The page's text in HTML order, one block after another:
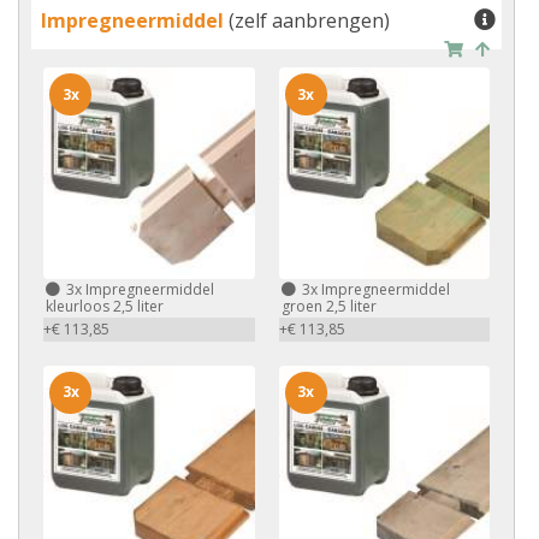
Impregneermiddel (zelf aanbrengen)
3x Impregneermiddel
kleurloos 2,5 liter
+€ 113,85
3x
3xImpregneermiddel
groen 2,5 liter
+€ 113,85
3x
3x 3x